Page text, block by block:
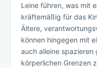
Leine führen, was mit
kräftemäßig für das
Ältere,
können hingegen mit
auch alleine spazieren
körperlichen Grenzen